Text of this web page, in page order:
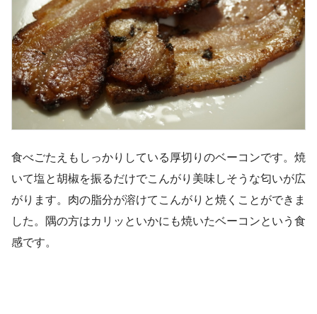
食べごたえもしっかりしている厚切りのベーコンです。焼
いて塩と胡椒を振るだけでこんがり美味しそうな匂いが広
がります。肉の脂分が溶けてこんがりと焼くことができま
した。隅の方はカリッといかにも焼いたベーコンという食
感です。